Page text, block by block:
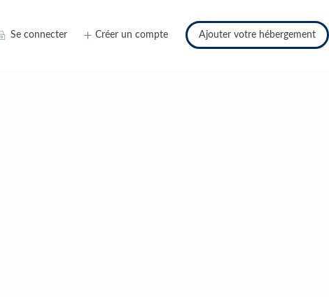
Se connecter Créer un compte Ajouter votre hébergement